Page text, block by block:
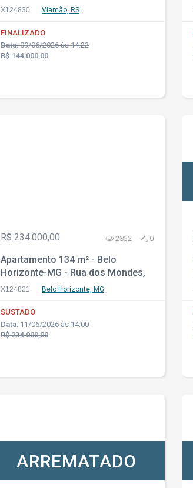
Paissandu
X124830 Viamão, RS
FINALIZADO
Data:09/06/2026 às 14:22
R$ 144.000,00
R$ 234.000,00 2832 0
Apartamento 134 m² - Belo
Horizonte-MG - Rua dos Mondes,
66 - Santa Mônica
X124821 Belo Horizonte, MG
SUSTADO
Data:11/06/2026 às 14:00
R$ 234.000,00
ARREMATADO